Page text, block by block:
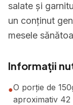
salate și
un conținut
mesele
Informații
●O porție de
aproximativ 42